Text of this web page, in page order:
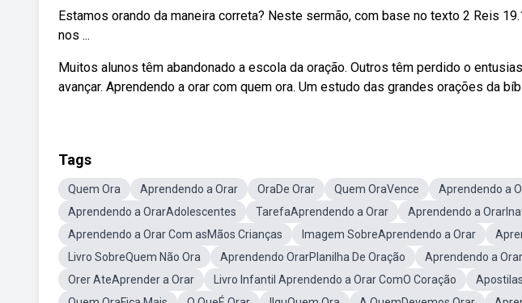
Estamos orando da maneira correta? Neste sermão, com base no texto 2 Reis
nos ...
Muitos alunos têm abandonado a escola da oração. Outros têm perdido o
avançar. Aprendendo a orar com quem ora. Um estudo das grandes orações da
Tags
Quem Ora Aprendendo a Orar OraDe Orar Quem OraVence Aprendendo a
Aprendendo a OrarAdolescentes
TarefaAprendendo a Orar Aprendendo a
Aprendendo a Orar Com asMãos Crianças
Imagem SobreAprendendo a Orar
Livro SobreQuem Não Ora
Aprendendo OrarPlanilha De Oração
Aprendendo a
Orer AteAprender a Orar
Livro Infantil Aprendendo a Orar ComO Coração